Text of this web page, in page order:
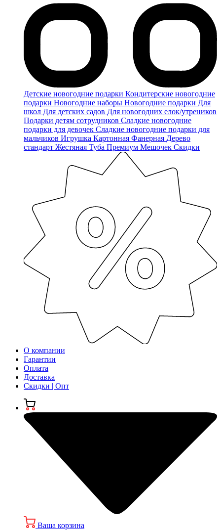
Детские новогодние подарки Кондитерские новогодние
подарки Новогодние наборы Новогодние подарки Для
школ Для детских садов Для новогодних елок/утреников
Подарки детям сотрудников Сладкие новогодние
подарки для девочек Сладкие новогодние подарки для
мальчиков Игрушка Картонная Фанерная Дерево
стандарт Жестяная Туба Премиум Мешочек Скидки
О компании
Гарантии
Оплата
Доставка
Скидки | Опт
Ваша корзина